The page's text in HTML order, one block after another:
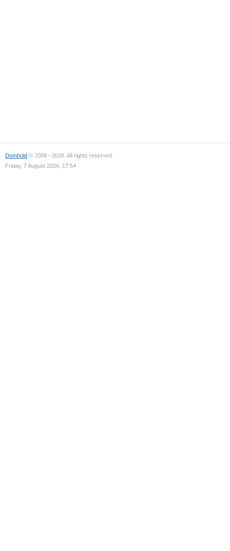
Domhold © 2009 - 2026. All rights reserved.
Friday, 7 August 2026, 17:54